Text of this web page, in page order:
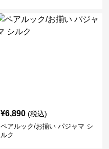
¥6,890 (税込)
ペアルック/お揃い パジャマ シ
ルク